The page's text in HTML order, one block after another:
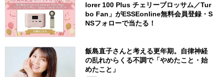
lorer 100 Plus チェリーブロッサム／Tur
bo Fan」がESSEonline無料会員登録・S
NSフォローで当たる！
飯島直子さんと考える更年期。自律神経
の乱れからくる不調で「やめたこと・始
めたこと」